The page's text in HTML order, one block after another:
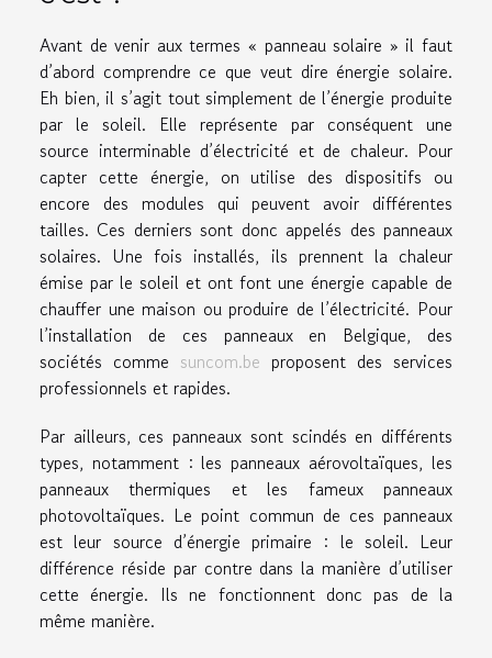
Avant de venir aux termes « panneau solaire » il faut
d’abord comprendre ce que veut dire énergie solaire.
Eh bien, il s’agit tout simplement de l’énergie produite
par le soleil. Elle représente par conséquent une
source interminable d’électricité et de chaleur. Pour
capter cette énergie, on utilise des dispositifs ou
encore des modules qui peuvent avoir différentes
tailles. Ces derniers sont donc appelés des panneaux
solaires. Une fois installés, ils prennent la chaleur
émise par le soleil et ont font une énergie capable de
chauffer une maison ou produire de l’électricité. Pour
l’installation de ces panneaux en Belgique, des
sociétés comme suncom.be proposent des services
professionnels et rapides.
Par ailleurs, ces panneaux sont scindés en différents
types, notamment : les panneaux aérovoltaïques, les
panneaux thermiques et les fameux panneaux
photovoltaïques. Le point commun de ces panneaux
est leur source d’énergie primaire : le soleil. Leur
différence réside par contre dans la manière d’utiliser
cette énergie. Ils ne fonctionnent donc pas de la
même manière.